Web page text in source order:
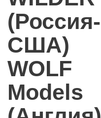
(Россия-
США)
WOLF
Models